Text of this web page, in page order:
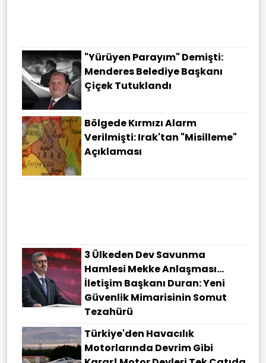
"Yürüyen Parayım" Demişti:
Menderes Belediye Başkanı
Çiçek Tutuklandı
Bölgede Kırmızı Alarm
Verilmişti: Irak'tan "misilleme"
Açıklaması
3 Ülkeden Dev Savunma
Hamlesi Mekke Anlaşması…
İletişim Başkanı Duran: Yeni
Güvenlik Mimarisinin Somut
Tezahürü
Türkiye'den Havacılık
Motorlarında Devrim Gibi